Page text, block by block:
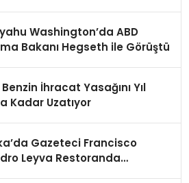
Washington’da ABD
Bakanı Hegseth ile Görüştü
İhracat Yasağını Yıl
Kadar Uzatıyor
Gazeteci Francisco
Leyva Restoranda